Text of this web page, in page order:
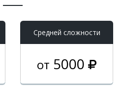
Средней сложности
от 5000